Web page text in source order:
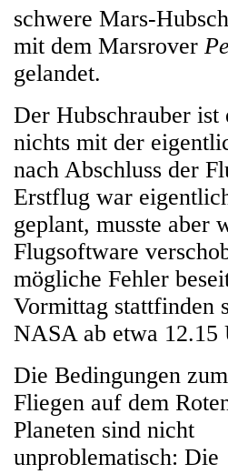
schwere Mars-
mit dem Marsrover
gelandet.
Der Hubschrauber ist
nichts mit der
nach Abschluss der
Erstflug war
geplant, musste aber
Flugsoftware
mögliche Fehler
Vormittag stattfinden
NASA ab etwa
Die Bedingungen zum
Fliegen auf dem
Planeten sind nicht
unproblematisch: Die